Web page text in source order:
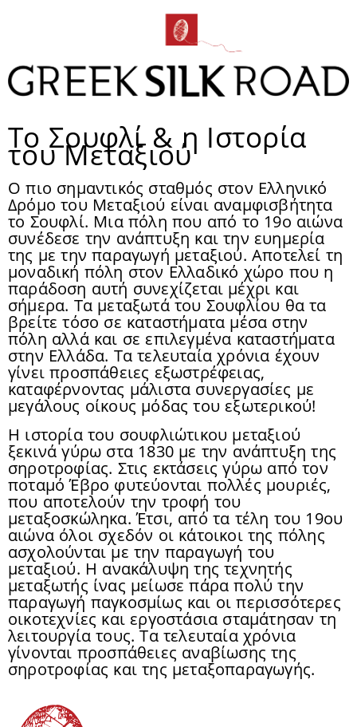
Το Σουφλί & η Ιστορία
του Μεταξιού
Ο πιο σημαντικός σταθμός στον Ελληνικό
Δρόμο του Μεταξιού είναι αναμφισβήτητα
το Σουφλί. Μια πόλη που από το 19ο αιώνα
συνέδεσε την ανάπτυξη και την ευημερία
της με την παραγωγή μεταξιού. Αποτελεί τη
μοναδική πόλη στον Ελλαδικό χώρο που η
παράδοση αυτή συνεχίζεται μέχρι και
σήμερα. Τα μεταξωτά του Σουφλίου θα τα
βρείτε τόσο σε καταστήματα μέσα στην
πόλη αλλά και σε επιλεγμένα καταστήματα
στην Ελλάδα. Τα τελευταία χρόνια έχουν
γίνει προσπάθειες εξωστρέφειας,
καταφέρνοντας μάλιστα συνεργασίες με
μεγάλους οίκους μόδας του εξωτερικού!
Η ιστορία του σουφλιώτικου μεταξιού
ξεκινά γύρω στα 1830 με την ανάπτυξη της
σηροτροφίας. Στις εκτάσεις γύρω από τον
ποταμό Έβρο φυτεύονται πολλές μουριές,
που αποτελούν την τροφή του
μεταξοσκώληκα. Έτσι, από τα τέλη του 19ου
αιώνα όλοι σχεδόν οι κάτοικοι της πόλης
ασχολούνται με την παραγωγή του
μεταξιού. Η ανακάλυψη της τεχνητής
μεταξωτής ίνας μείωσε πάρα πολύ την
παραγωγή παγκοσμίως και οι περισσότερες
οικοτεχνίες και εργοστάσια σταμάτησαν τη
λειτουργία τους. Τα τελευταία χρόνια
γίνονται προσπάθειες αναβίωσης της
σηροτροφίας και της μεταξοπαραγωγής.